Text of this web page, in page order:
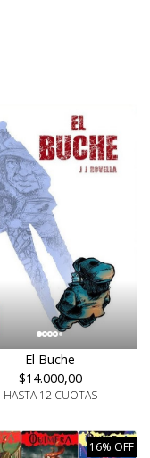
El Buche
$14.000,00
HASTA 12 CUOTAS
16% OFF